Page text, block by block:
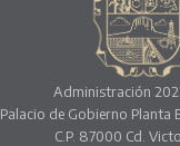
Administración
Palacio de Gobierno Planta
C.P. 87000 Cd.